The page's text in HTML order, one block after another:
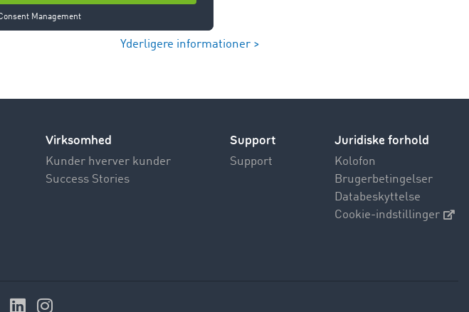
Yderligere informationer >
Virksomhed
Kunder hverver kunder
Success Stories
Support
Support
Juridiske forhold
Kolofon
Brugerbetingelser
Databeskyttelse
Cookie-indstillinger